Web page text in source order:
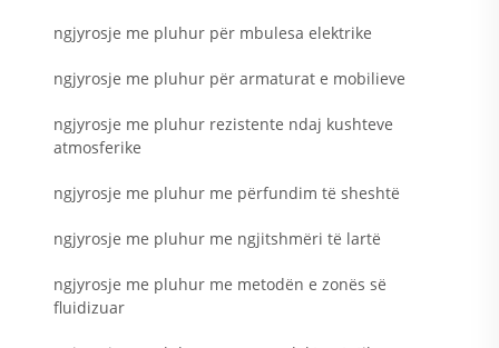
ngjyrosje me pluhur për mbulesa elektrike
ngjyrosje me pluhur për armaturat e mobilieve
ngjyrosje me pluhur rezistente ndaj kushteve
atmosferike
ngjyrosje me pluhur me përfundim të sheshtë
ngjyrosje me pluhur me ngjitshmëri të lartë
ngjyrosje me pluhur me metodën e zonës së
fluidizuar